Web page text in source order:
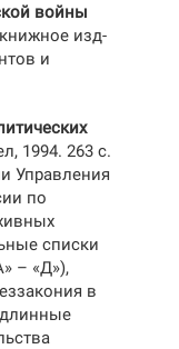
войны
изд-
и
1994. 263 с.
Управления
по
списки
– «Д»),
в